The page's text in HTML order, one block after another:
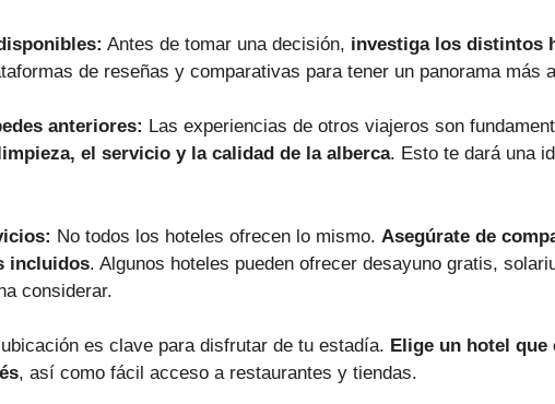
Antes de tomar una decisión, investiga los distintos
de reseñas y comparativas para tener un panorama más
anteriores: Las experiencias de otros viajeros son
el servicio y la calidad de la alberca. Esto te dará una
No todos los hoteles ofrecen lo mismo. Asegúrate de
incluidos. Algunos hoteles pueden ofrecer desayuno gratis,
considerar.
es clave para disfrutar de tu estadía. Elige un hotel que
, así como fácil acceso a restaurantes y tiendas.